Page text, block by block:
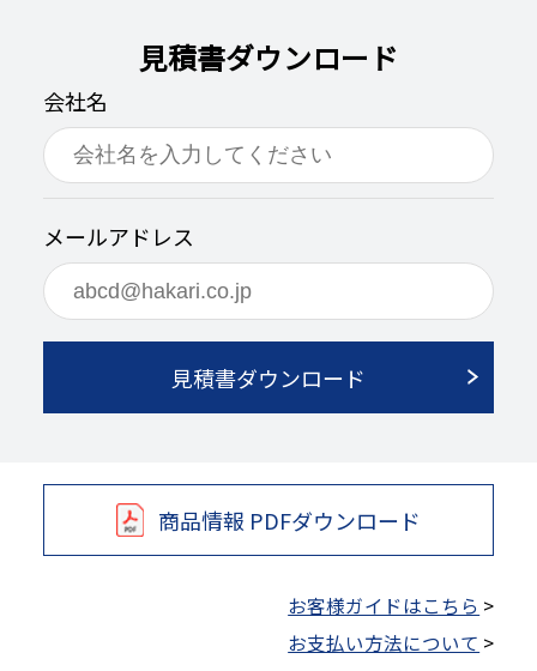
見積書ダウンロード
会社名
メールアドレス
見積書ダウンロード
商品情報 PDFダウンロード
お客様ガイドはこちら >
お支払い方法について >